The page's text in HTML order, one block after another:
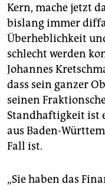
Kern, mache jetzt
bislang immer
Überheblichkeit
schlecht werden
Johannes
dass sein ganzer
seinen
Standhaftigkeit ist
aus Baden-
Fall ist.
„Sie haben das